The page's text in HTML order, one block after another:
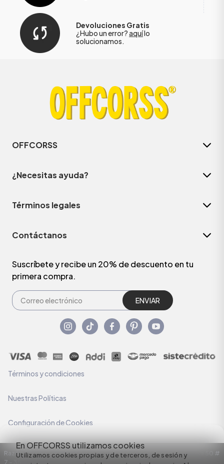
En OFFCORSS utilizamos cookies
Utilizamos cookies propias y de terceros, de sesión y
Devoluciones Gratis
¿Hubo un error?aquílo
solucionamos.
OFFCORSS
¿Necesitas ayuda?
Términos legales
Contáctanos
Suscríbete y recibe un 20% de descuento en tu
primera compra.
ENVIAR
Términos y condiciones
Nuestras Políticas
Configuración de Cookies
Razón Social: C.I HERMECO S.A. NIT: 890924167-6 Dirección: Carrera 50 #
7 – 35